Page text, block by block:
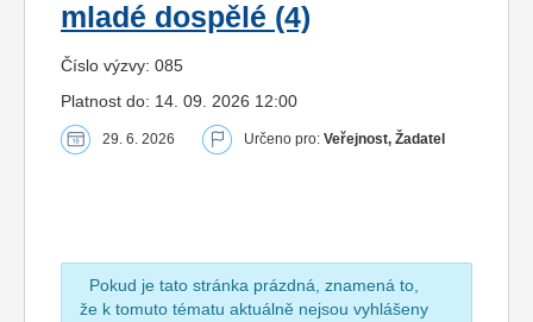
mladé dospělé (4)
Číslo výzvy: 085
Platnost do: 14. 09. 2026 12:00
29. 6. 2026 Určeno pro: Veřejnost, Žadatel
Pokud je tato stránka prázdná, znamená to,
že k tomuto tématu aktuálně nejsou vyhlášeny